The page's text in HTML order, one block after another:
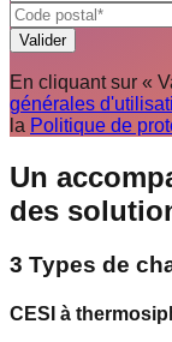
Valider
En cliquant sur «
générales
la Politique de
Un
des
3 Types de
CESI à